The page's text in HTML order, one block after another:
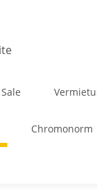
Sale
Chromonorm